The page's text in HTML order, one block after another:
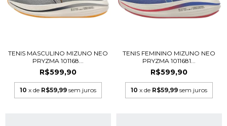
TENIS MASCULINO MIZUNO NEO
PRYZMA 101168...
R$599,90
10 x de R$59,99 sem juros
TENIS FEMININO MIZUNO NEO
PRYZMA 1011681...
R$599,90
10 x de R$59,99 sem juros